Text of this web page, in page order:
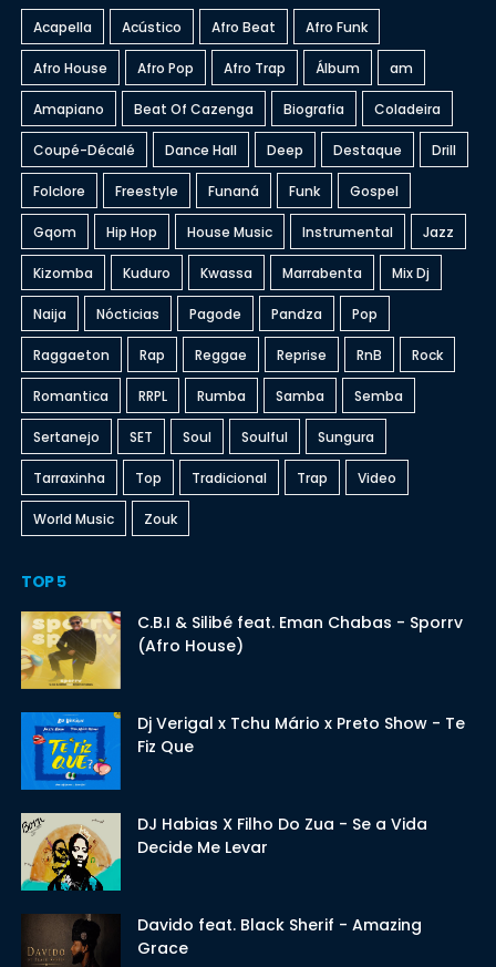
Acapella Acústico Afro Beat Afro Funk
Afro House Afro Pop Afro Trap Álbum am
Amapiano Beat Of Cazenga Biografia Coladeira
Coupé-Décalé Dance Hall Deep Destaque Drill
Folclore Freestyle Funaná Funk Gospel
Gqom Hip Hop House Music Instrumental Jazz
Kizomba Kuduro Kwassa Marrabenta Mix Dj
Naija Nócticias Pagode Pandza Pop
Raggaeton Rap Reggae Reprise RnB Rock
Romantica RRPL Rumba Samba Semba
Sertanejo SET Soul Soulful Sungura
Tarraxinha Top Tradicional Trap Video
World Music Zouk
TOP 5
C.B.I & Silibé feat. Eman Chabas - Sporrv
(Afro House)
Dj Verigal x Tchu Mário x Preto Show - Te
Fiz Que
DJ Habias X Filho Do Zua - Se a Vida
Decide Me Levar
Davido feat. Black Sherif - Amazing
Grace